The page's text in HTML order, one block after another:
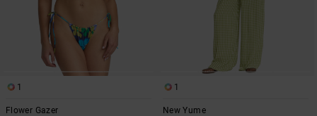
1
Flower Gazer
1
New Yume